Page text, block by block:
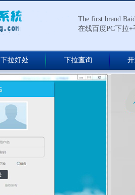
The first brand
在线百度PC下拉
下拉好处 下拉查询